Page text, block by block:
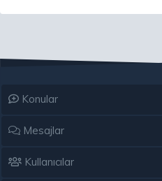
Konular
Mesajlar
Kullanıcılar